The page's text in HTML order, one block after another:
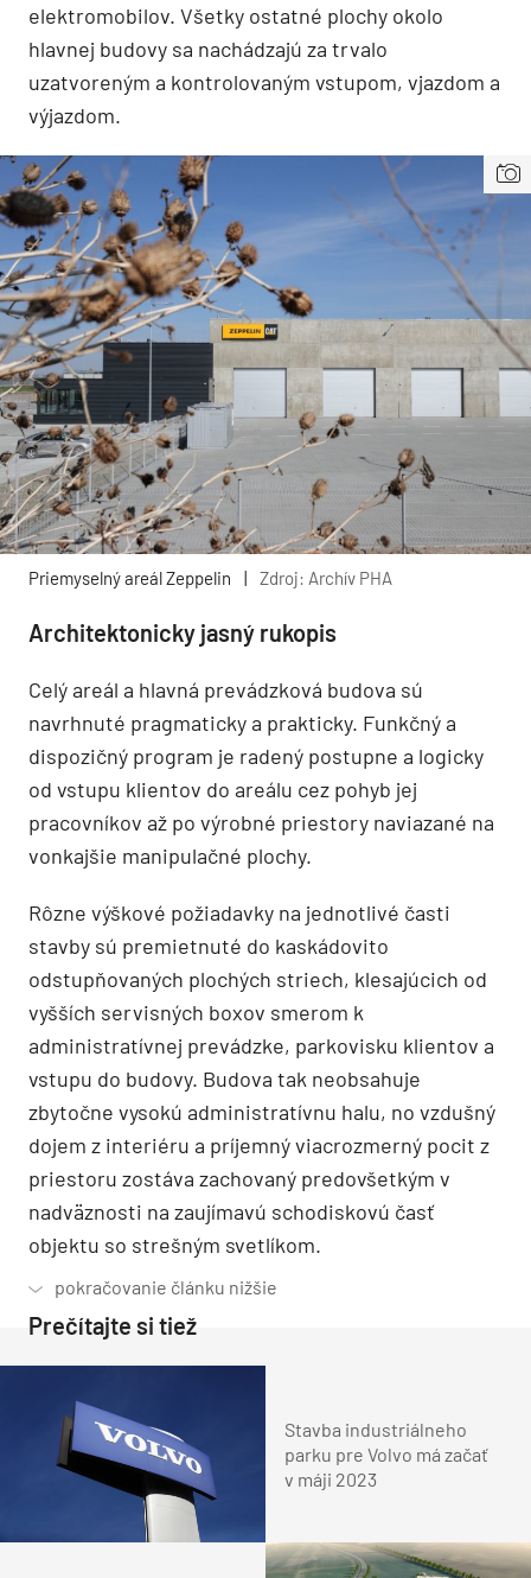
elektromobilov. Všetky ostatné plochy okolo
hlavnej budovy sa nachádzajú za trvalo
uzatvoreným a kontrolovaným vstupom, vjazdom a
výjazdom.
Priemyselný areál Zeppelin | Zdroj: Archív PHA
Architektonicky jasný rukopis
Celý areál a hlavná prevádzková budova sú
navrhnuté pragmaticky a prakticky. Funkčný a
dispozičný program je radený postupne a logicky
od vstupu klientov do areálu cez pohyb jej
pracovníkov až po výrobné priestory naviazané na
vonkajšie manipulačné plochy.
Rôzne výškové požiadavky na jednotlivé časti
stavby sú premietnuté do kaskádovito
odstupňovaných plochých striech, klesajúcich od
vyšších servisných boxov smerom k
administratívnej prevádzke, parkovisku klientov a
vstupu do budovy. Budova tak neobsahuje
zbytočne vysokú administratívnu halu, no vzdušný
dojem z interiéru a príjemný viacrozmerný pocit z
priestoru zostáva zachovaný predovšetkým v
nadväznosti na zaujímavú schodiskovú časť
objektu so strešným svetlíkom.
Prečítajte si tiež
Stavba industriálneho
parku pre Volvo má začať
v máji 2023